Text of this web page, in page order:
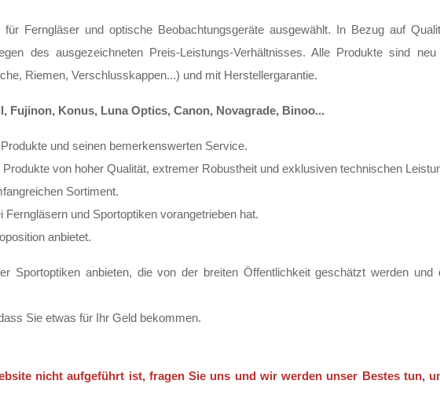
Ferngläser und optische Beobachtungsgeräte ausgewählt. In Bezug auf
des ausgezeichneten Preis-Leistungs-Verhältnisses. Alle Produkte sind neu
Riemen, Verschlusskappen...) und mit Herstellergarantie.
Fujinon, Konus, Luna Optics, Canon, Novagrade, Binoo...
und seinen bemerkenswerten Service.
von hoher Qualität, extremer Robustheit und exklusiven technischen
Sortiment.
und Sportoptiken vorangetrieben hat.
anbietet.
Sportoptiken anbieten, die von der breiten Öffentlichkeit geschätzt werden und
Sie etwas für Ihr Geld bekommen.
nicht aufgeführt ist, fragen Sie uns und wir werden unser Bestes tun,